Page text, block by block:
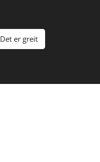
Det er greit